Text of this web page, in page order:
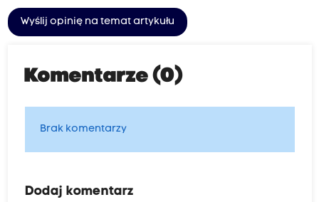
Wyślij opinię na temat artykułu
Komentarze (0)
Brak komentarzy
Dodaj komentarz